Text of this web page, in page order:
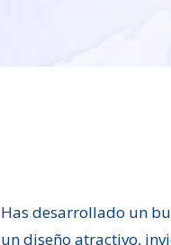
Has desarrollado un
un diseño atractivo,